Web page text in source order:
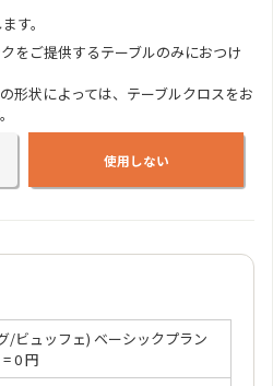
人
す。
をご提供するテーブルのみにおつけ
形状によっては、テーブルクロスをお
使用しない
/ビュッフェ) ベーシックプラン
0 円